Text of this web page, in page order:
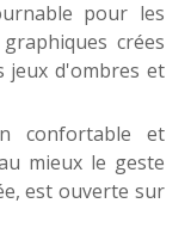
pour les
crées
jeux d'ombres et
confortable et
mieux le geste
est ouverte sur